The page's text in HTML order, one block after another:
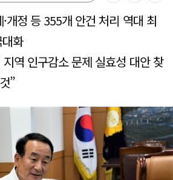
개정 등 355개 안건 처리 역대 최
화
역 인구감소 문제 실효성 대안 찾
”